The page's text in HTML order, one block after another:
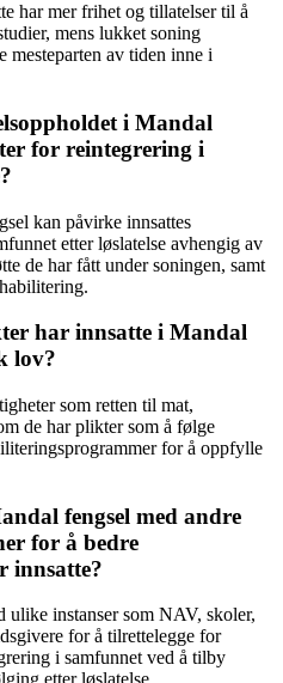
har mer frihet og tillatelser til å
mens lukket soning
mesteparten av tiden inne i
i Mandal
for reintegrering i
kan påvirke innsattes
etter løslatelse avhengig av
de har fått under soningen, samt
har innsatte i Mandal
lov?
som retten til mat,
de har plikter som å følge
for å oppfylle
fengsel med andre
for å bedre
innsatte?
ulike instanser som NAV, skoler,
for å tilrettelegge for
i samfunnet ved å tilby